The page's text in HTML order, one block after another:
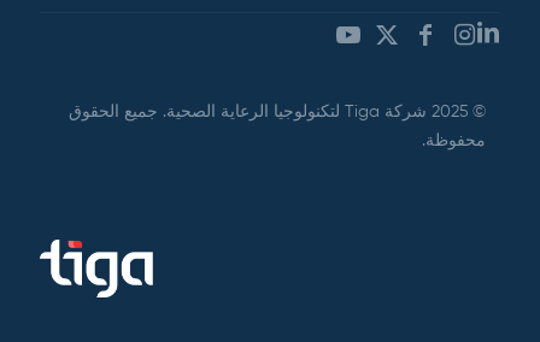
© 2025 شركة Tiga لتكنولوجيا الرعاية الصحية. جميع الحقوق
محفوظة.